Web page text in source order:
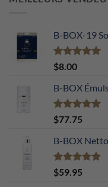
B-BOX-19
Note5.00
sur 5
$8.00
B-BOX
Note5.00
sur 5
$77.75
B-BOX
Note5.00
sur 5
$59.95